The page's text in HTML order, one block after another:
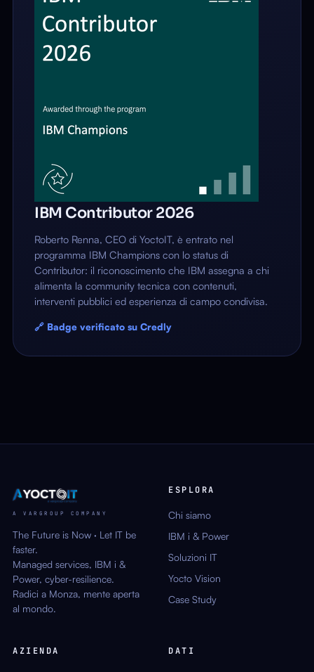
IBM Contributor 2026
Roberto Renna, CEO di YoctoIT, è entrato nel
programma IBM Champions con lo status di
Contributor: il riconoscimento che IBM assegna a chi
alimenta la community tecnica con contenuti,
interventi pubblici ed esperienza di campo condivisa.
🔗 Badge verificato su Credly
A VARGROUP COMPANY
The Future is Now · Let IT be
faster.
Managed services, IBM i &
Power, cyber-resilience.
Radici a Monza, mente aperta
al mondo.
ESPLORA
Chi siamo
IBM i & Power
Soluzioni IT
Yocto Vision
Case Study
AZIENDA DATI